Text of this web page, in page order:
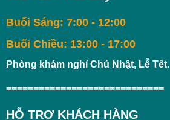
Buổi Sáng: 7:00 - 12:00
Buổi Chiều: 13:00 - 17:00
Phòng khám nghỉ Chủ Nhật, Lễ Tết.
=============================
HỖ TRỢ KHÁCH HÀNG